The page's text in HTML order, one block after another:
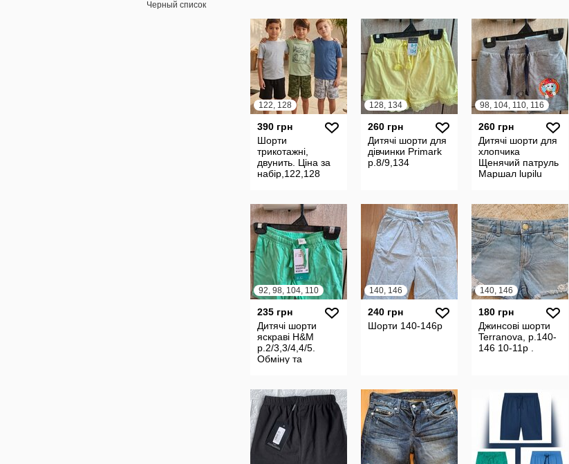
Черный список
122, 128
390 грн
Шорти
трикотажні,
двунить. Ціна за
набір,122,128
128, 134
260 грн
Дитячі шорти для
дівчинки Primark
р.8/9,134
98, 104, 110, 116
260 грн
Дитячі шорти для
хлопчика
Щенячий патруль
Маршал lupilu
92, 98, 104, 110
235 грн
Дитячі шорти
яскраві H&M
р.2/3,3/4,4/5.
Обміну та
140, 146
240 грн
Шорти 140-146р
140, 146
180 грн
Джинсові шорти
Terranova, р.140-
146 10-11р .